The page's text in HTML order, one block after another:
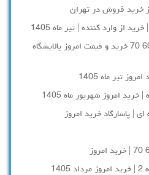
خرید فروش در تهران
از وارد کننده | تیر ماه 1405
فروش قیر در کرج | 60 70 خرید و قیمت امروز پالایشگاه
تیر ماه 1405
امروز شهریور ماه 1405
| پاسارگاد خرید امروز